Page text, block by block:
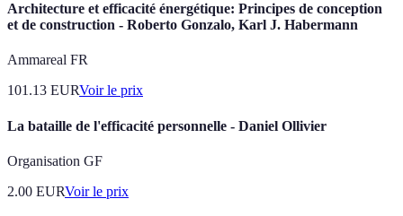
Architecture et efficacité énergétique: Principes de conception
et de construction - Roberto Gonzalo, Karl J. Habermann
Ammareal FR
101.13 EURVoir le prix
La bataille de l'efficacité personnelle - Daniel Ollivier
Organisation GF
2.00 EURVoir le prix